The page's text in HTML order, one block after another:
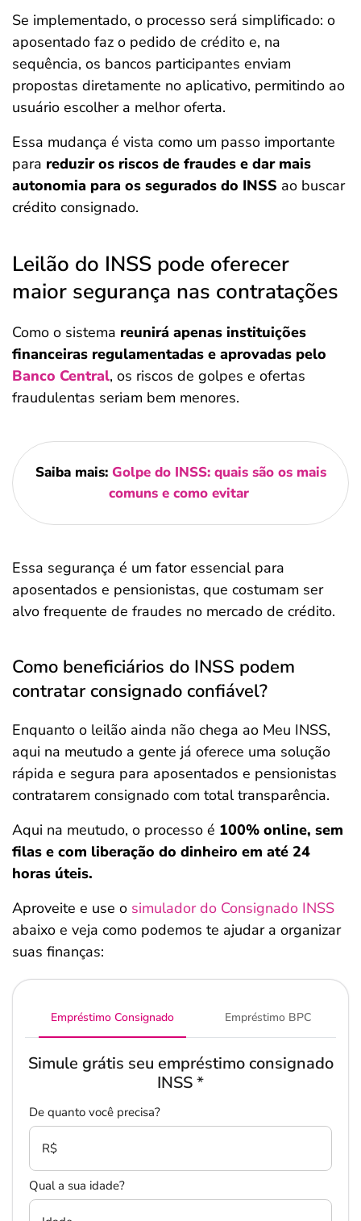
Se implementado, o processo será simplificado: o
aposentado faz o pedido de crédito e, na
sequência, os bancos participantes enviam
propostas diretamente no aplicativo, permitindo ao
usuário escolher a melhor oferta.
Essa mudança é vista como um passo importante
para reduzir os riscos de fraudes e dar mais
autonomia para os segurados do INSS ao buscar
crédito consignado.
Leilão do INSS pode oferecer
maior segurança nas contratações
Como o sistema reunirá apenas instituições
financeiras regulamentadas e aprovadas pelo
Banco Central, os riscos de golpes e ofertas
fraudulentas seriam bem menores.
Saiba mais: Golpe do INSS: quais são os mais
comuns e como evitar
Essa segurança é um fator essencial para
aposentados e pensionistas, que costumam ser
alvo frequente de fraudes no mercado de crédito.
Como beneficiários do INSS podem
contratar consignado confiável?
Enquanto o leilão ainda não chega ao Meu INSS,
aqui na meutudo a gente já oferece uma solução
rápida e segura para aposentados e pensionistas
contratarem consignado com total transparência.
Aqui na meutudo, o processo é 100% online, sem
filas e com liberação do dinheiro em até 24
horas úteis.
Aproveite e use o simulador do Consignado INSS
abaixo e veja como podemos te ajudar a organizar
suas finanças:
Empréstimo Consignado Empréstimo BPC
Simule grátis seu empréstimo consignado
INSS*
De quanto você precisa?
R$
Qual a sua idade?